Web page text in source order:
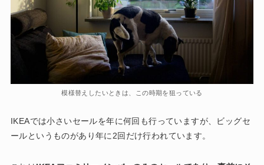
模様替えしたいときは、この時期を狙っている
IKEAでは小さいセールを年に何回も行っていますが、ビッグセ
ールというものがあり年に2回だけ行われています。